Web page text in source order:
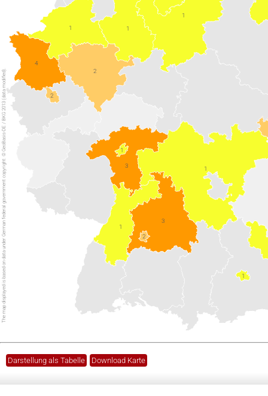
The map displayed is based on data under German federal government copyright: © GeoBasis-DE / BKG 2013 (data modified). 1
3
1
4
2
2
1 1
1
1
1
2
3
Darstellung als Tabelle Download Karte